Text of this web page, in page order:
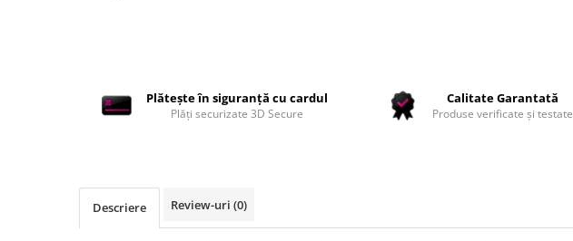
Solutii interior auto
Scule și Unelte
Plătește în siguranță cu cardul
Plăți securizate 3D Secure
Calitate Garantată
Produse verificate și testate
Descriere Review-uri (0)